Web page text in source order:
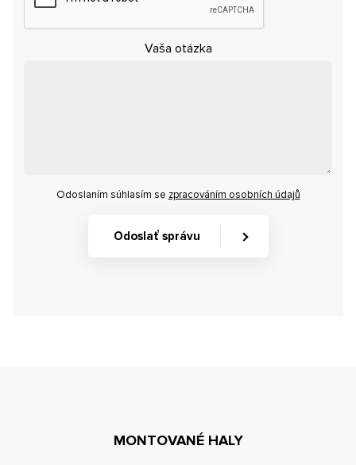
Vaša otázka
Odoslaním súhlasím se zpracováním osobních údajů
Odoslať správu
MONTOVANÉ HALY